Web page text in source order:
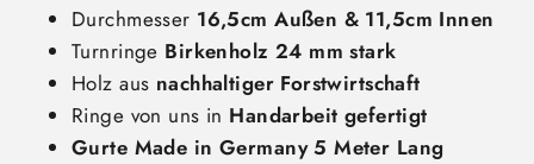
Durchmesser 16,5cm Außen & 11,5cm Innen
Turnringe Birkenholz 24 mm stark
Holz aus nachhaltiger Forstwirtschaft
Ringe von uns in Handarbeit gefertigt
Gurte Made in Germany 5 Meter Lang